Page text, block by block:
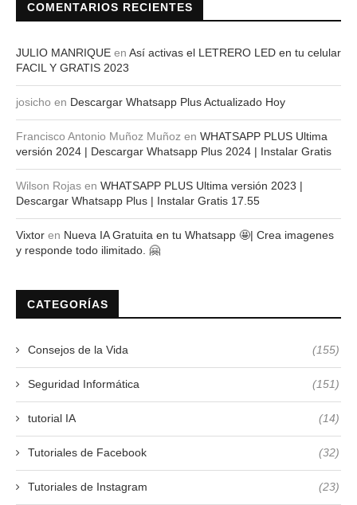
COMENTARIOS RECIENTES
JULIO MANRIQUE en Así activas el LETRERO LED en tu celular
FACIL Y GRATIS 2023
josicho en Descargar Whatsapp Plus Actualizado Hoy
Francisco Antonio Muñoz Muñoz en WHATSAPP PLUS Ultima
versión 2024 | Descargar Whatsapp Plus 2024 | Instalar Gratis
Wilson Rojas en WHATSAPP PLUS Ultima versión 2023 |
Descargar Whatsapp Plus | Instalar Gratis 17.55
Vixtor en Nueva IA Gratuita en tu Whatsapp 🤩| Crea imagenes
y responde todo ilimitado. 🤗
CATEGORÍAS
Consejos de la Vida (155)
Seguridad Informática (151)
tutorial IA (14)
Tutoriales de Facebook (32)
Tutoriales de Instagram (23)